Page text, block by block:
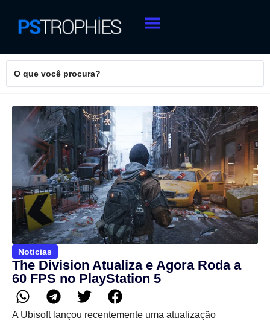
Noticias
The Division Atualiza e Agora Roda a
60 FPS no PlayStation 5
A Ubisoft lançou recentemente uma atualização